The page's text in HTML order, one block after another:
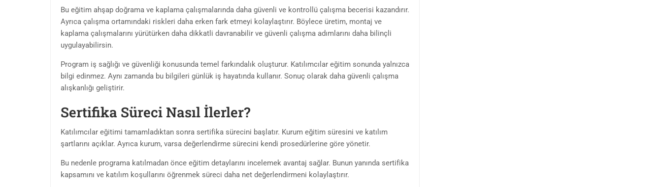
Bu eğitim ahşap doğrama ve kaplama çalışmalarında daha güvenli ve kontrollü çalışma becerisi kazandırır.
Ayrıca çalışma ortamındaki riskleri daha erken fark etmeyi kolaylaştırır. Böylece üretim, montaj ve
kaplama çalışmalarını yürütürken daha dikkatli davranabilir ve güvenli çalışma adımlarını daha bilinçli
uygulayabilirsin.
Program iş sağlığı ve güvenliği konusunda temel farkındalık oluşturur. Katılımcılar eğitim sonunda yalnızca
bilgi edinmez. Aynı zamanda bu bilgileri günlük iş hayatında kullanır. Sonuç olarak daha güvenli çalışma
alışkanlığı geliştirir.
Sertifika Süreci Nasıl İlerler?
Katılımcılar eğitimi tamamladıktan sonra sertifika sürecini başlatır. Kurum eğitim süresini ve katılım
şartlarını açıklar. Ayrıca kurum, varsa değerlendirme sürecini kendi prosedürlerine göre yönetir.
Bu nedenle programa katılmadan önce eğitim detaylarını incelemek avantaj sağlar. Bunun yanında sertifika
kapsamını ve katılım koşullarını öğrenmek süreci daha net değerlendirmeni kolaylaştırır.